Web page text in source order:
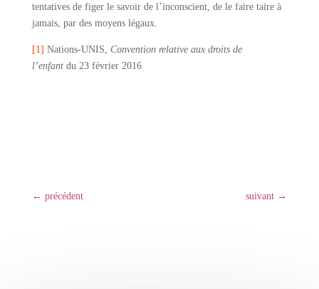
tentatives de figer le savoir de l’inconscient, de le faire taire à
jamais, par des moyens légaux.
[1] Nations-UNIS, Convention relative aux droits de
l’enfantdu 23 février 2016
← précédent suivant →